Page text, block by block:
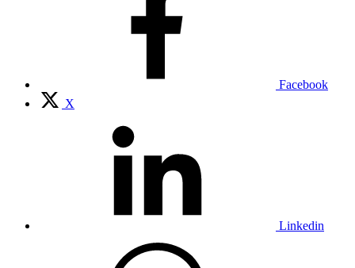
Facebook
X
Linkedin